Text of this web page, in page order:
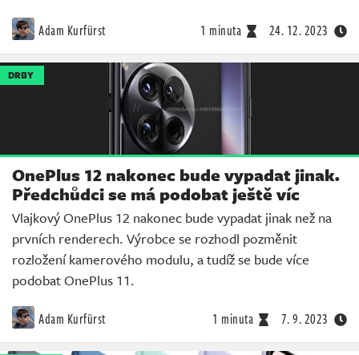
Adam Kurfürst 1 minuta 24. 12. 2023
DRBY
OnePlus 12 nakonec bude vypadat jinak.
Předchůdci se má podobat ještě víc
Vlajkový OnePlus 12 nakonec bude vypadat jinak než na
prvních renderech. Výrobce se rozhodl pozměnit
rozložení kamerového modulu, a tudíž se bude více
podobat OnePlus 11.
Adam Kurfürst 1 minuta 7. 9. 2023